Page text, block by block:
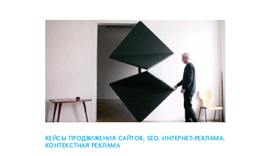
КЕЙСЫ ПРОДВИЖЕНИЯ САЙТОВ, SEO, ИНТЕРНЕТ-РЕКЛАМА,
КОНТЕКСТНАЯ РЕКЛАМА